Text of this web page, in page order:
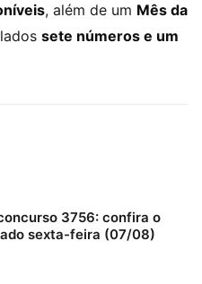
, além de um Mês da
sete números e um
3756: confira o
sexta-feira (07/08)